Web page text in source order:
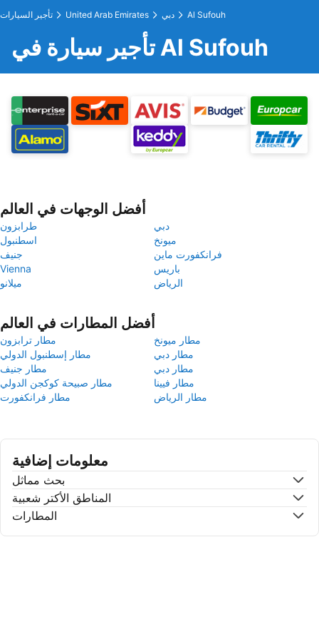
تأجير السيارات United Arab Emirates دبي Al Sufouh
تأجير سيارة في Al Sufouh
أفضل الوجهات في العالم
طرابزون
دبي
اسطنبول
ميونخ
جنيف
فرانكفورت ماين
Vienna
باريس
ميلانو
الرياض
أفضل المطارات في العالم
مطار ترابزون
مطار ميونخ
مطار إسطنبول الدولي
مطار دبي
مطار جنيف
مطار دبي
مطار صبيحة كوكجن الدولي
مطار فيينا
مطار فرانكفورت
مطار الرياض
معلومات إضافية
بحث مماثل
المناطق الأكتر شعبية
المطارات